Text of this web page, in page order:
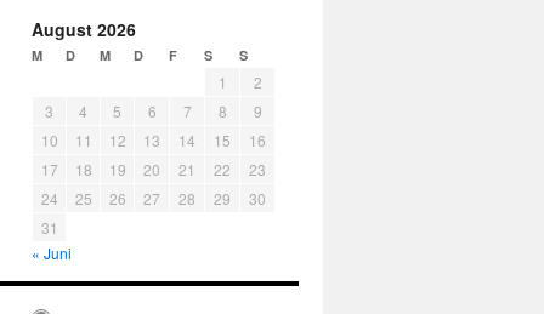
August 2026
M D M D F S S
« Juni
1
2
3
4 5 6 7 8
9
10
11 12 13 14 15
16
17
18 19 20 21 22
23
24
25 26 27 28 29
30
31